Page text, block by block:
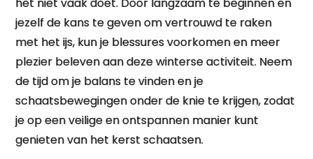
jezelf de kans te geven om vertrouwd te raken
met het ijs, kun je blessures voorkomen en meer
plezier beleven aan deze winterse activiteit. Neem
de tijd om je balans te vinden en je
schaatsbewegingen onder de knie te krijgen, zodat
je op een veilige en ontspannen manier kunt
genieten van het kerst schaatsen.